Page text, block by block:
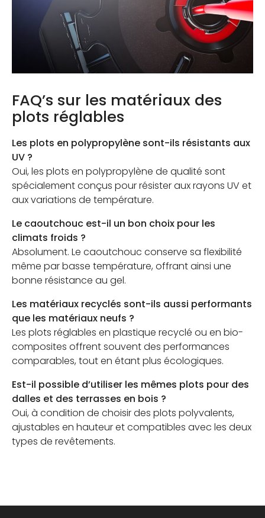
FAQ’s sur les matériaux des
plots réglables
Les plots en polypropylène sont-ils résistants aux
UV ?
Oui, les plots en polypropylène de qualité sont
spécialement conçus pour résister aux rayons UV et
aux variations de température.
Le caoutchouc est-il un bon choix pour les
climats froids ?
Absolument. Le caoutchouc conserve sa flexibilité
même par basse température, offrant ainsi une
bonne résistance au gel.
Les matériaux recyclés sont-ils aussi performants
que les matériaux neufs ?
Les plots réglables en plastique recyclé ou en bio-
composites offrent souvent des performances
comparables, tout en étant plus écologiques.
Est-il possible d’utiliser les mêmes plots pour des
dalles et des terrasses en bois ?
Oui, à condition de choisir des plots polyvalents,
ajustables en hauteur et compatibles avec les deux
types de revêtements.